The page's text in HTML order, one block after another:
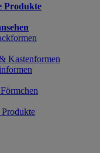
Produkte
Kastenformen